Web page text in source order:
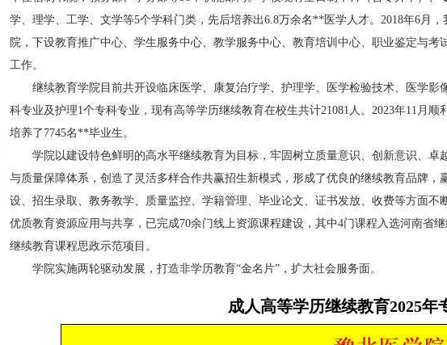
黄河交通学院成人高等学历继续教育2025 南阳师范学院成人高等学历继续教育2025 河南大学成人高等学历
学、理学、工学、文学等5个学科门类，先后培养出6.8万余名**医学人才。2018年6月
院，下设教育推广中心、学生服务中心、教学服务中心、教育培训中心、职业鉴定与
工作。
继续教育学院目前共开设临床医学、康复治疗学、护理学、医学检验技术、医学
科专业及护理1个专科专业，现有高等学历继续教育在校生共计21081人。2023年11月
培养了7745名**毕业生。
学院以建设特色鲜明的高水平继续教育为目标，牢固树立质量意识、创新意识、
与质量保障体系，创造了灵活多样合作共赢招生新模式，形成了优良的继续教育品牌
设、招生录取、教务教学、质量监控、学籍管理、毕业论文、证书发放、收费等方面
优质教育资源应用与共享，已完成70余门线上资源课程建设，其中4门课程入选河南省
继续教育课程思政示范项目。
学院实施两轮驱动发展，打造非学历教育“金名片”，扩大社会服务面。
成人高等学历继续教育2025年